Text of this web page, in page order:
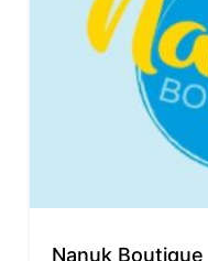
Nanuk Boutique